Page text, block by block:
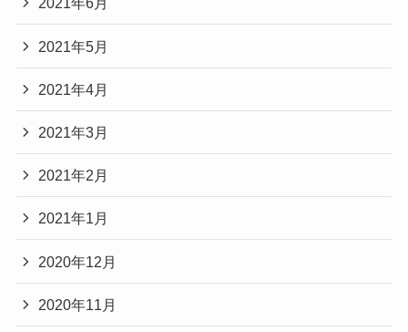
2021年5月
2021年4月
2021年3月
2021年2月
2021年1月
2020年12月
2020年11月